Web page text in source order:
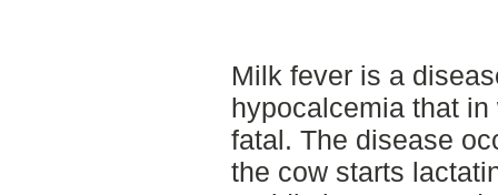
Milk fever is a
hypocalcemia that
fatal. The disease
the cow starts